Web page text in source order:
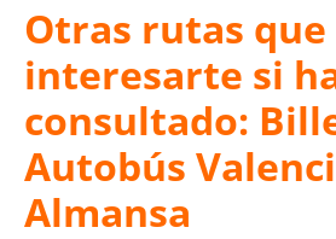
Otras rutas que
interesarte si
consultado:
Autobús
Almansa